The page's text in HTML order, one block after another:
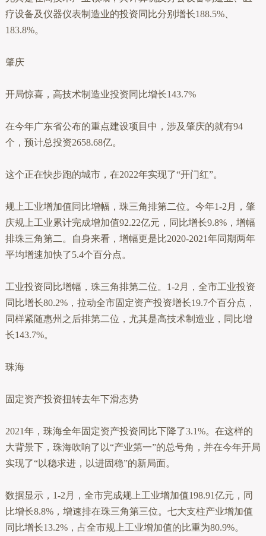
疗设备及仪器仪表制造业的投资同比分别增长188.5%、
183.8%。
肇庆
开局惊喜，高技术制造业投资同比增长143.7%
在今年广东省公布的重点建设项目中，涉及肇庆的就有94
个，预计总投资2658.68亿。
这个正在快步跑的城市，在2022年实现了“开门红”。
规上工业增加值同比增幅，珠三角排第二位。今年1-2月，肇
庆规上工业累计完成增加值92.22亿元，同比增长9.8%，增幅
排珠三角第二。自身来看，增幅更是比2020-2021年同期两年
平均增速加快了5.4个百分点。
工业投资同比增幅，珠三角排第二位。1-2月，全市工业投资
同比增长80.2%，拉动全市固定资产投资增长19.7个百分点，
同样紧随惠州之后排第二位，尤其是高技术制造业，同比增
长143.7%。
珠海
固定资产投资扭转去年下滑态势
2021年，珠海全年固定资产投资同比下降了3.1%。在这样的
大背景下，珠海吹响了以“产业第一”的总号角，并在今年开局
实现了“以稳求进，以进固稳”的新局面。
数据显示，1-2月，全市完成规上工业增加值198.91亿元，同
比增长8.8%，增速排在珠三角第三位。七大支柱产业增加值
同比增长13.2%，占全市规上工业增加值的比重为80.9%。